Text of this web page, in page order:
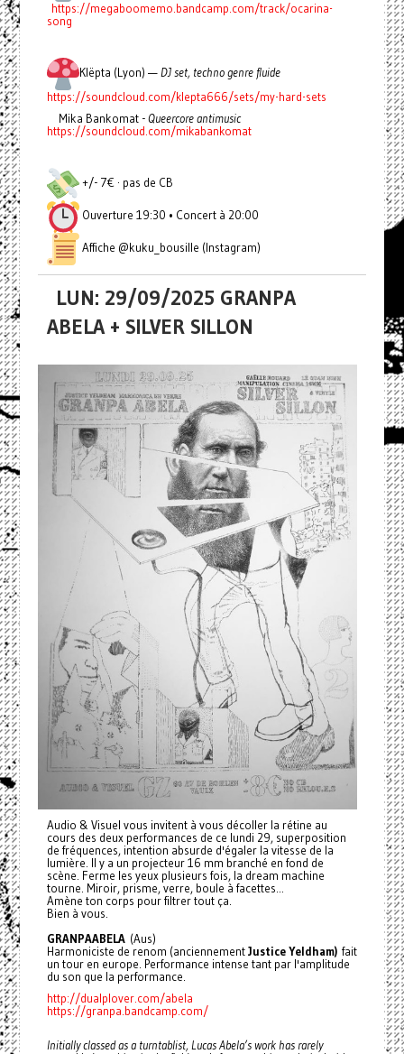
https://megaboomemo.bandcamp.com/track/ocarina-
song
Klëpta (Lyon) —DJ set, techno genre fluide
https://soundcloud.com/klepta666/sets/my-hard-sets
Mika Bankomat -Queercore antimusic
https://soundcloud.com/mikabankomat
+/- 7€ · pas de CB
Ouverture 19:30 • Concert à 20:00
Affiche @kuku_bousille (Instagram)
LUN: 29/09/2025 GRANPA
ABELA + SILVER SILLON
Audio & Visuel vous invitent à vous décoller la rétine au
cours des deux performances de ce lundi 29, superposition
de fréquences, intention absurde d'égaler la vitesse de la
lumière. Il y a un projecteur 16 mm branché en fond de
scène. Ferme les yeux plusieurs fois, la dream machine
tourne. Miroir, prisme, verre, boule à facettes...
Amène ton corps pour filtrer tout ça.
Bien à vous.
GRANPAABELA(Aus)
Harmoniciste de renom (anciennementJustice Yeldham)fait
un tour en europe. Performance intense tant par l'amplitude
du son que la performance.
http://dualplover.com/abela
https://granpa.bandcamp.com/
Initially classed as a turntablist, Lucas Abela’s work has rarely